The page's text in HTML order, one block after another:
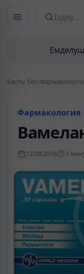
Сайттан
Басты бет/
Фармакология
12.09.2016 2